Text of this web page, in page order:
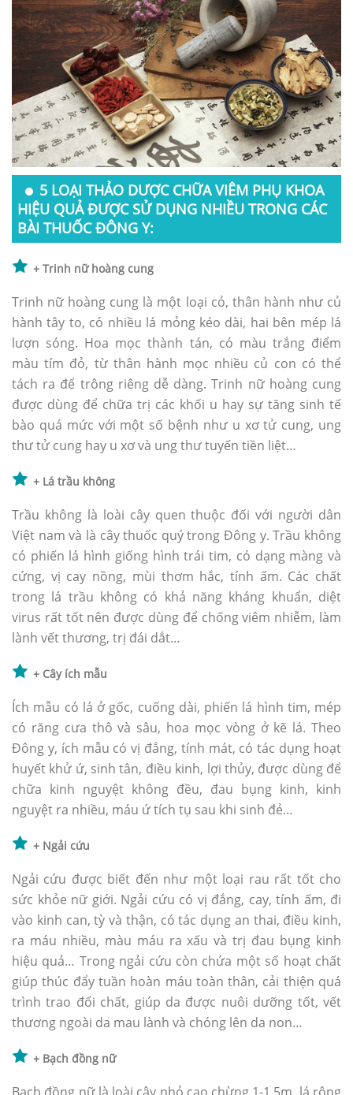
5 LOẠI THẢO DƯỢC CHỮA VIÊM PHỤ KHOA
HIỆU QUẢ ĐƯỢC SỬ DỤNG NHIỀU TRONG CÁC
BÀI THUỐC ĐÔNG Y:
+ Trinh nữ hoàng cung
Trinh nữ hoàng cung là một loại cỏ, thân hành như củ
hành tây to, có nhiều lá mỏng kéo dài, hai bên mép lá
lượn sóng. Hoa mọc thành tán, có màu trắng điểm
màu tím đỏ, từ thân hành mọc nhiều củ con có thể
tách ra để trông riêng dễ dàng. Trinh nữ hoàng cung
được dùng để chữa trị các khối u hay sự tăng sinh tế
bào quá mức với một số bệnh như u xơ tử cung, ung
thư tử cung hay u xơ và ung thư tuyến tiền liệt…
+ Lá trầu không
Trầu không là loài cây quen thuộc đối với người dân
Việt nam và là cây thuốc quý trong Đông y. Trầu không
có phiến lá hình giống hình trái tim, có dạng màng và
cứng, vị cay nồng, mùi thơm hắc, tính ấm. Các chất
trong lá trầu không có khả năng kháng khuẩn, diệt
virus rất tốt nên được dùng để chống viêm nhiễm, làm
lành vết thương, trị đái dắt…
+ Cây ích mẫu
Ích mẫu có lá ở gốc, cuống dài, phiến lá hình tim, mép
có răng cưa thô và sâu, hoa mọc vòng ở kẽ lá. Theo
Đông y, ích mẫu có vị đắng, tính mát, có tác dụng hoạt
huyết khử ứ, sinh tân, điều kinh, lợi thủy, được dùng để
chữa kinh nguyệt không đều, đau bụng kinh, kinh
nguyệt ra nhiều, máu ứ tích tụ sau khi sinh đẻ…
+ Ngải cứu
Ngải cứu được biết đến như một loại rau rất tốt cho
sức khỏe nữ giới. Ngải cứu có vị đắng, cay, tính ấm, đi
vào kinh can, tỳ và thận, có tác dụng an thai, điều kinh,
ra máu nhiều, màu máu ra xấu và trị đau bụng kinh
hiệu quả… Trong ngải cứu còn chứa một số hoạt chất
giúp thúc đẩy tuần hoàn máu toàn thân, cải thiện quá
trình trao đổi chất, giúp da được nuôi dưỡng tốt, vết
thương ngoài da mau lành và chóng lên da non…
+ Bạch đồng nữ